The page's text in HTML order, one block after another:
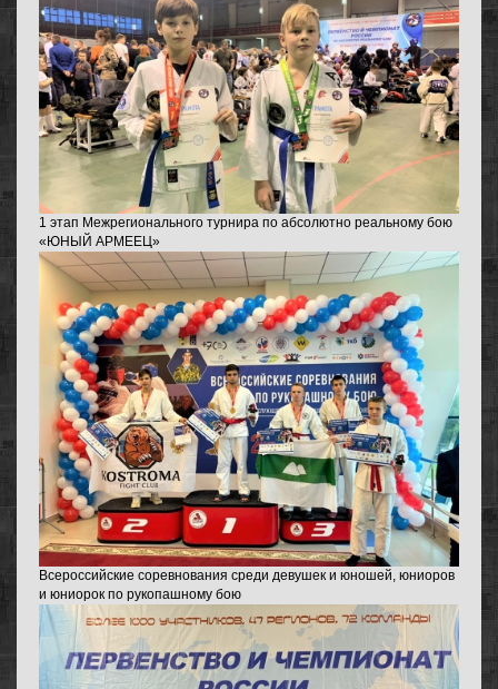
1 этап Межрегионального турнира по абсолютно реальному бою
«ЮНЫЙ АРМЕЕЦ»
Всероссийские соревнования среди девушек и юношей, юниоров
и юниорок по рукопашному бою